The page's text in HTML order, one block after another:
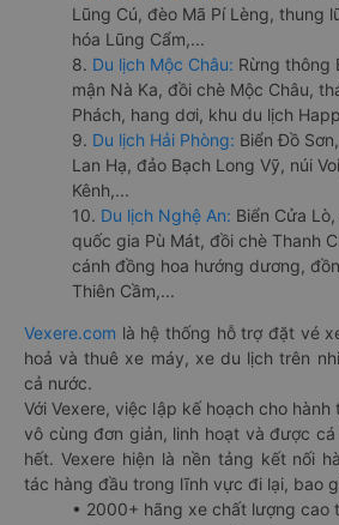
Lũng Cú, đèo Mã Pí Lèng, thung
hóa Lũng Cẩm,...
8. Du lịch Mộc Châu: Rừng thông
mận Nà Ka, đồi chè Mộc Châu,
Phách, hang dơi, khu du lịch
9. Du lịch Hải Phòng: Biển Đồ
Lan Hạ, đảo Bạch Long Vỹ, núi
Kênh,...
10. Du lịch Nghệ An: Biển Cửa
quốc gia Pù Mát, đồi chè Thanh
cánh đồng hoa hướng dương,
Thiên Cầm,...
Vexere.com là hệ thống hỗ trợ đặt vé
hoả và thuê xe máy, xe du lịch trên
cả nước.
Với Vexere, việc lập kế hoạch cho
vô cùng đơn giản, linh hoạt và được
hết. Vexere hiện là nền tảng kết nối
tác hàng đầu trong lĩnh vực đi lại, bao
• 2000+ hãng xe chất lượng cao